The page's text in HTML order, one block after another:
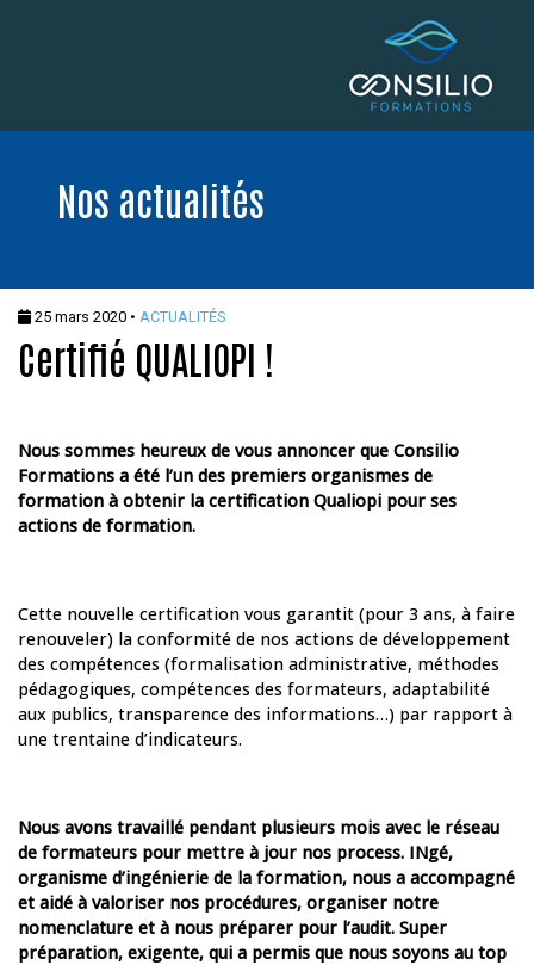
Nos actualités
25 mars 2020 • ACTUALITÉS
Certifié QUALIOPI !
Nous sommes heureux de vous annoncer que Consilio
Formations a été l’un des premiers organismes de
formation à obtenir la certification Qualiopi pour ses
actions de formation.
Cette nouvelle certification vous garantit (pour 3 ans, à faire
renouveler) la conformité de nos actions de développement
des compétences (formalisation administrative, méthodes
pédagogiques, compétences des formateurs, adaptabilité
aux publics, transparence des informations…) par rapport à
une trentaine d’indicateurs.
Nous avons travaillé pendant plusieurs mois avec le réseau
de formateurs pour mettre à jour nos process. INgé,
organisme d’ingénierie de la formation, nous a accompagné
et aidé à valoriser nos procédures, organiser notre
nomenclature et à nous préparer pour l’audit. Super
préparation, exigente, qui a permis que nous soyons au top